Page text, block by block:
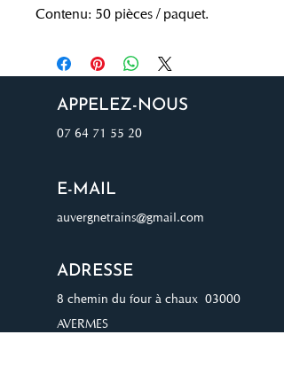
Contenu: 50 pièces / paquet.
APPELEZ-NOUS
07 64 71 55 20
E-MAIL
auvergnetrains@gmail.com
ADRESSE
8 chemin du four à chaux 03000
AVERMES